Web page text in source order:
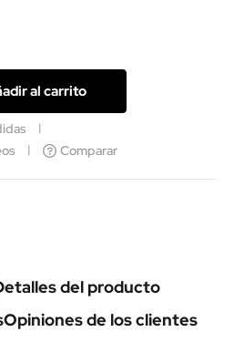
al carrito
Comparar
del producto
Opiniones de los clientes